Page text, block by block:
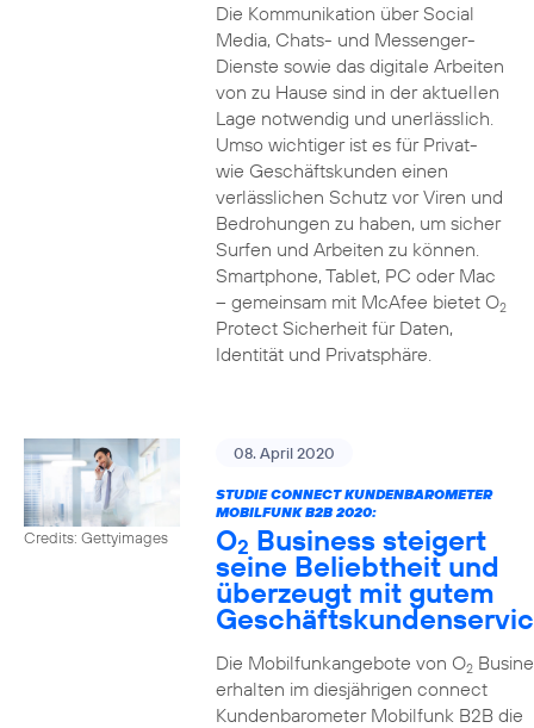
Die Kommunikation über Social
Media, Chats- und Messenger-
Dienste sowie das digitale Arbeiten
von zu Hause sind in der aktuellen
Lage notwendig und unerlässlich.
Umso wichtiger ist es für Privat-
wie Geschäftskunden einen
verlässlichen Schutz vor Viren und
Bedrohungen zu haben, um sicher
Surfen und Arbeiten zu können.
Smartphone, Tablet, PC oder Mac
– gemeinsam mit McAfee bietet O2
Protect Sicherheit für Daten,
Identität und Privatsphäre.
Credits: Gettyimages
08. April 2020
STUDIE CONNECT KUNDENBAROMETER
MOBILFUNK B2B 2020:
O2 Business steigert
seine Beliebtheit und
überzeugt mit gutem
Die Mobilfunkangebote von O2
erhalten im diesjährigen connect
Kundenbarometer Mobilfunk B2B die